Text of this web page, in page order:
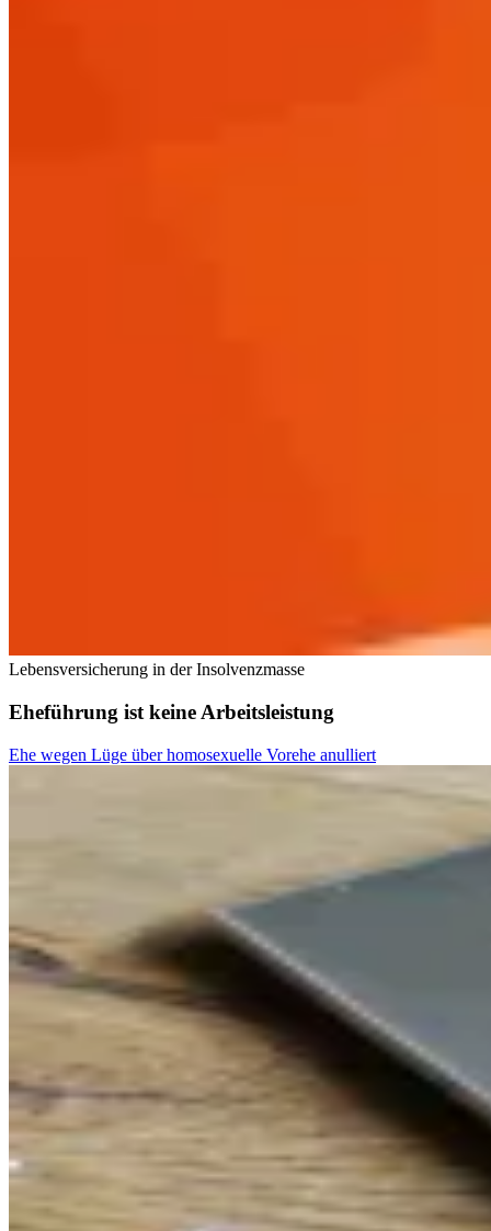
Lebensversicherung in der Insolvenzmasse
Eheführung ist keine Arbeitsleistung
Ehe wegen Lüge über homosexuelle Vorehe anulliert